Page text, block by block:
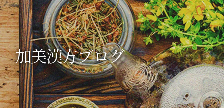
加美漢方ブログ